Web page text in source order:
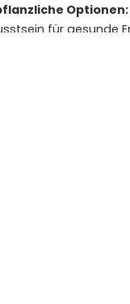
Optionen:
für gesunde